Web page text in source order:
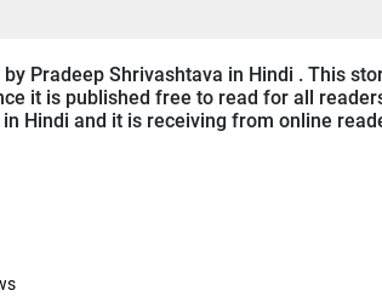
Pradeep Shrivashtava in Hindi . This
it is published free to read for all
Hindi and it is receiving from online